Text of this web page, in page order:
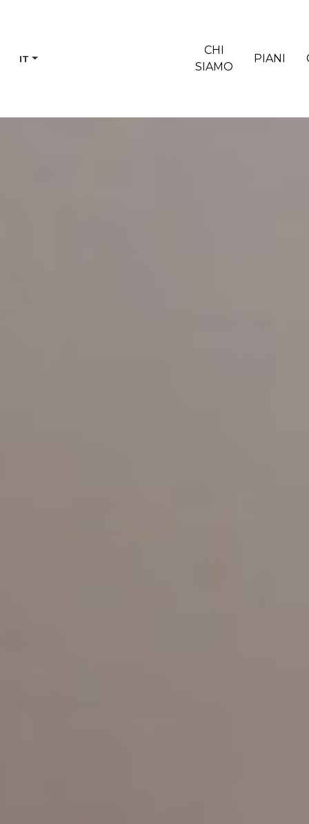
IT
CHI
SIAMO
PIANI